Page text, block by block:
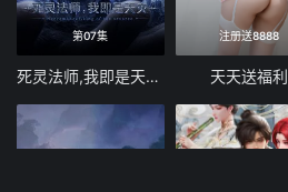
第07集
死灵法师,我即是天灾(2026)
注册送8888
天天送福利